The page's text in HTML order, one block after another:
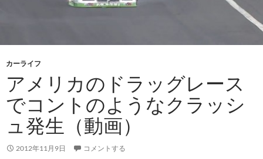
カーライフ
アメリカのドラッグレース
でコントのようなクラッシ
ュ発生（動画）
2012年11月9日 コメントする